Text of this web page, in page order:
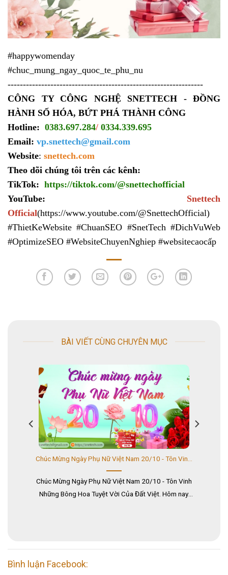
#happywomenday
#chuc_mung_ngay_quoc_te_phu_nu
----------------------------------------------------------------
CÔNG TY CÔNG NGHỆ SNETTECH - ĐỒNG
HÀNH SỐ HÓA, BỨT PHÁ THÀNH CÔNG
Hotline: 0383.697.284/ 0334.339.695
Email: vp.snettech@gmail.com
Website: snettech.com
Theo dõi chúng tôi trên các kênh:
TikTok: https://tiktok.com/@snettechofficial
YouTube: Snettech
Official(https://www.youtube.com/@SnettechOfficial)
#ThietKeWebsite #ChuanSEO #SnetTech #DichVuWeb
#OptimizeSEO #WebsiteChuyenNghiep #websitecaocấp
BÀI VIẾT CÙNG CHUYÊN MỤC
Chúc Mừng Ngày Phụ Nữ Việt Nam 20/10 - Tôn Vinh
Những Bông Hoa Tuyệt Vời Của Đất Việt. Hôm nay,
Bình luận Facebook: